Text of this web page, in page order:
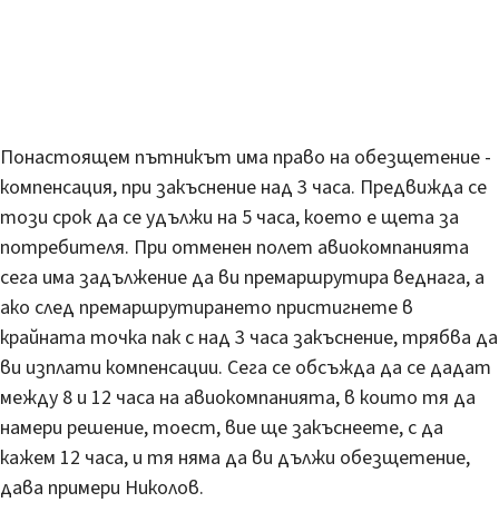
Понастоящем пътникът има право на обезщетение -
компенсация, при закъснение над 3 часа. Предвижда се
този срок да се удължи на 5 часа, което е щета за
потребителя. При отменен полет авиокомпанията
сега има задължение да ви премаршрутира веднага, а
ако след премаршрутирането пристигнете в
крайната точка пак с над 3 часа закъснение, трябва да
ви изплати компенсации. Сега се обсъжда да се дадат
между 8 и 12 часа на авиокомпанията, в които тя да
намери решение, тоест, вие ще закъснеете, с да
кажем 12 часа, и тя няма да ви дължи обезщетение,
дава примери Николов.